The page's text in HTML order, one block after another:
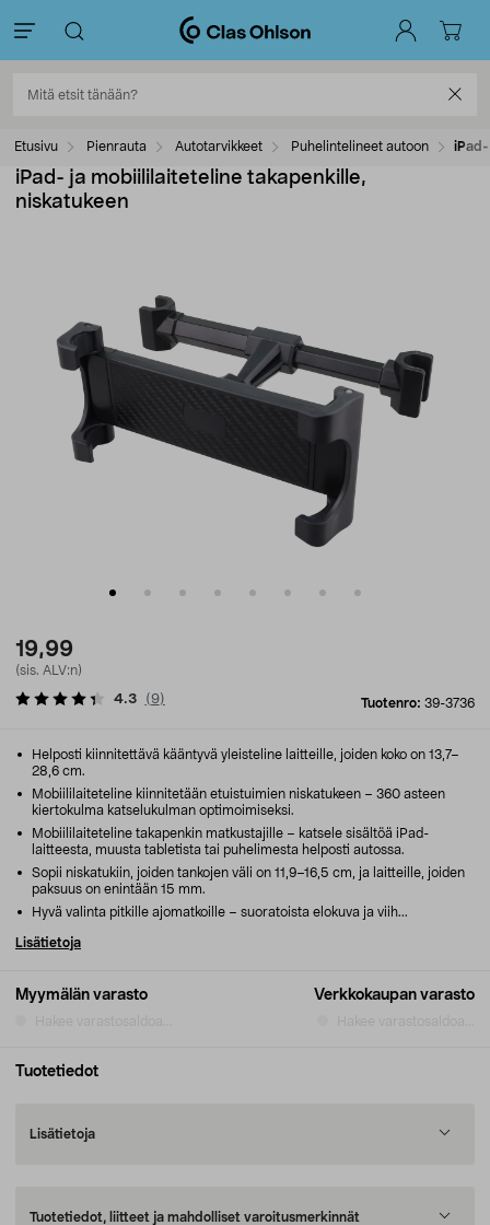
Etusivu Pienrauta Autotarvikkeet Puhelintelineet autoon iPad-
iPad- ja mobiililaiteteline takapenkille,
niskatukeen
19,99
(sis. ALV:n)
Tuotenro: 39-3736
4.3 (9)
Myymälän varasto Verkkokaupan varasto
Helposti kiinnitettävä kääntyvä yleisteline laitteille, joiden koko on 13,7–
28,6 cm.
Mobiililaiteteline kiinnitetään etuistuimien niskatukeen – 360 asteen
kiertokulma katselukulman optimoimiseksi.
Mobiililaiteteline takapenkin matkustajille – katsele sisältöä iPad-
laitteesta, muusta tabletista tai puhelimesta helposti autossa.
Sopii niskatukiin, joiden tankojen väli on 11,9–16,5 cm, ja laitteille, joiden
paksuus on enintään 15 mm.
Hyvä valinta pitkille ajomatkoille – suoratoista elokuva ja viih...
Lisätietoja
Tuotetiedot
Lisätietoja
Tuotetiedot, liitteet ja mahdolliset varoitusmerkinnät